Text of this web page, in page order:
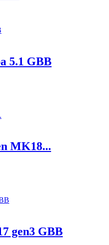
5.1 GBB
MK18...
gen3 GBB